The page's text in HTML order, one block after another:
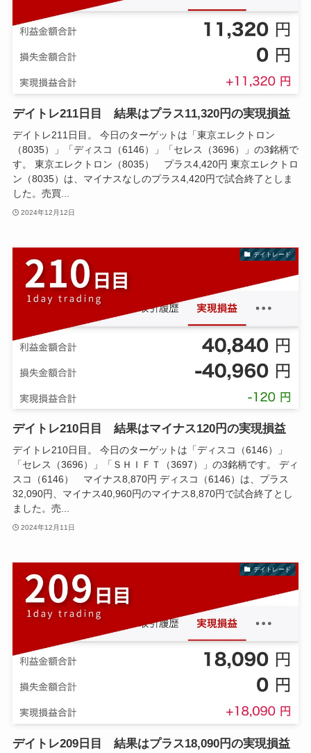
デイトレ211日目 結果はプラス11,320円の実現損益
デイトレ211日目。 今日のターゲットは「東京エレクトロン
（8035）」「ディスコ（6146）」「セレス（3696）」の3銘柄で
す。 東京エレクトロン（8035） プラス4,420円 東京エレクトロ
ン（8035）は、マイナスなしのプラス4,420円で試合終了としま
した。売買...
2024年12月12日
デイトレード
デイトレ210日目 結果はマイナス120円の実現損益
デイトレ210日目。 今日のターゲットは「ディスコ（6146）」
「セレス（3696）」「ＳＨＩＦＴ（3697）」の3銘柄です。 ディ
スコ（6146） マイナス8,870円 ディスコ（6146）は、プラス
32,090円、マイナス40,960円のマイナス8,870円で試合終了とし
ました。売...
2024年12月11日
デイトレード
デイトレ209日目 結果はプラス18,090円の実現損益